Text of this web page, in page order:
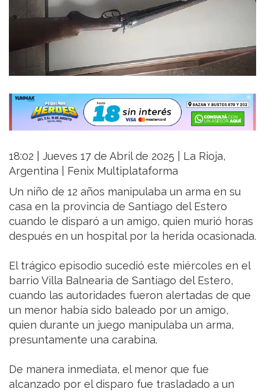
18:02 | Jueves 17 de Abril de 2025 | La Rioja,
Argentina | Fenix Multiplataforma
Un niño de 12 años manipulaba un arma en su
casa en la provincia de Santiago del Estero
cuando le disparó a un amigo, quien murió horas
después en un hospital por la herida ocasionada.
El trágico episodio sucedió este miércoles en el
barrio Villa Balnearia de Santiago del Estero,
cuando las autoridades fueron alertadas de que
un menor había sido baleado por un amigo,
quien durante un juego manipulaba un arma,
presuntamente una carabina.
De manera inmediata, el menor que fue
alcanzado por el disparo fue trasladado a un